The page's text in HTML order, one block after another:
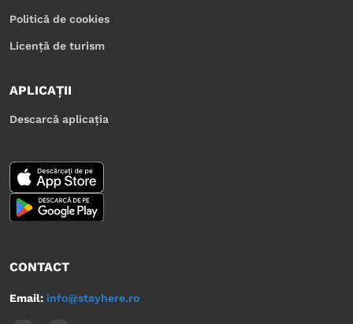
Politică de cookies
Licență de turism
APLICAȚII
Descarcă aplicația
CONTACT
Email: info@stayhere.ro